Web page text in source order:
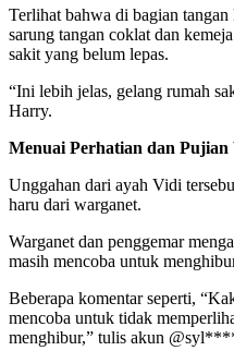
Terlihat bahwa di bagian
sarung tangan coklat dan
sakit yang belum lepas.
“Ini lebih jelas, gelang rumah
Harry.
Menuai Perhatian dan Pujian
Unggahan dari ayah Vidi
haru dari warganet.
Warganet dan penggemar
masih mencoba untuk
Beberapa komentar seperti,
mencoba untuk tidak
menghibur,” tulis akun